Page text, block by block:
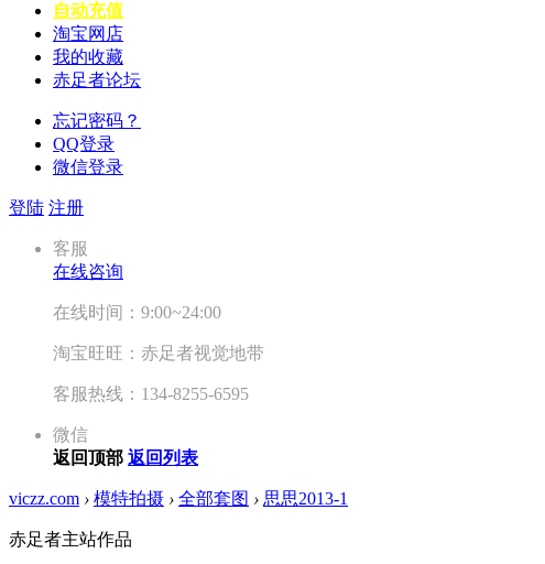
自动充值
淘宝网店
我的收藏
赤足者论坛
忘记密码？
QQ登录
微信登录
登陆 注册
客服
在线咨询
在线时间：9:00~24:00
淘宝旺旺：赤足者视觉地带
客服热线：134-8255-6595
微信
返回顶部 返回列表
viczz.com › 模特拍摄 › 全部套图 › 思思2013-1
赤足者主站作品